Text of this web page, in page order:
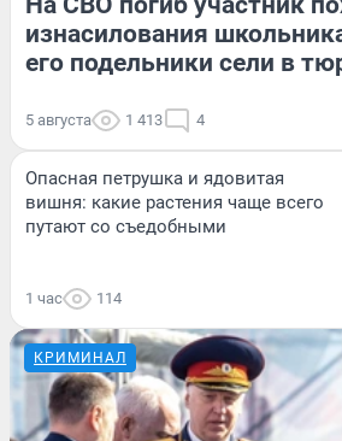
изнасилования
его подельники сели в
5 августа 1 413 4
Опасная петрушка и ядовитая
вишня: какие растения чаще всего
путают со съедобными
1 час 114
КРИМИНАЛ